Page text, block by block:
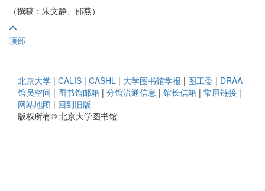
（撰稿：朱文静、邵燕）
顶部
北京大学 | CALIS | CASHL | 大学图书馆学报 | 图工委 | DRAA
馆员空间 | 图书馆邮箱 | 分馆流通信息 | 馆长信箱 | 常用链接 |
网站地图 | 回到旧版
版权所有© 北京大学图书馆